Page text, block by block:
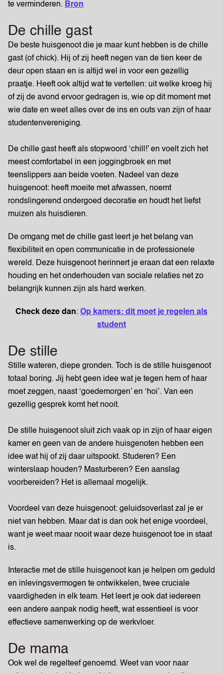
te verminderen. Bron
De chille gast
De beste huisgenoot die je maar kunt hebben is de chille
gast (of chick). Hij of zij heeft negen van de tien keer de
deur open staan en is altijd wel in voor een gezellig
praatje. Heeft ook altijd wat te vertellen: uit welke kroeg hij
of zij de avond ervoor gedragen is, wie op dit moment met
wie date en weet alles over de ins en outs van zijn of haar
studentenvereniging.
De chille gast heeft als stopwoord ‘chill!’ en voelt zich het
meest comfortabel in een joggingbroek en met
teenslippers aan beide voeten. Nadeel van deze
huisgenoot: heeft moeite met afwassen, noemt
rondslingerend ondergoed decoratie en houdt het liefst
muizen als huisdieren.
De omgang met de chille gast leert je het belang van
flexibiliteit en open communicatie in de professionele
wereld. Deze huisgenoot herinnert je eraan dat een relaxte
houding en het onderhouden van sociale relaties net zo
belangrijk kunnen zijn als hard werken.
Check deze dan: Op kamers: dit moet je regelen als
student
De stille
Stille wateren, diepe gronden. Toch is de stille huisgenoot
totaal boring. Jij hebt geen idee wat je tegen hem of haar
moet zeggen, naast ‘goedemorgen’ en ‘hoi’. Van een
gezellig gesprek komt het nooit.
De stille huisgenoot sluit zich vaak op in zijn of haar eigen
kamer en geen van de andere huisgenoten hebben een
idee wat hij of zij daar uitspookt. Studeren? Een
winterslaap houden? Masturberen? Een aanslag
voorbereiden? Het is allemaal mogelijk.
Voordeel van deze huisgenoot: geluidsoverlast zal je er
niet van hebben. Maar dat is dan ook het enige voordeel,
want je weet maar nooit waar deze huisgenoot toe in staat
is.
Interactie met de stille huisgenoot kan je helpen om geduld
en inlevingsvermogen te ontwikkelen, twee cruciale
vaardigheden in elk team. Het leert je ook dat iedereen
een andere aanpak nodig heeft, wat essentieel is voor
effectieve samenwerking op de werkvloer.
De mama
Ook wel de regelteef genoemd. Weet van voor naar